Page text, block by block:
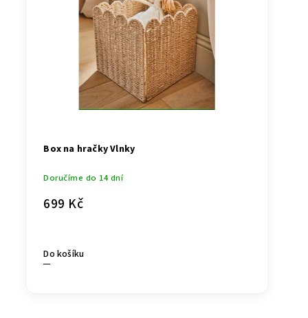
Box na hračky Vlnky
Doručíme do 14 dní
699 Kč
Do košíku